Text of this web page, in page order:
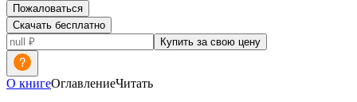
Пожаловаться
Скачать бесплатно
Купить за свою цену
О книгеОглавлениеЧитать